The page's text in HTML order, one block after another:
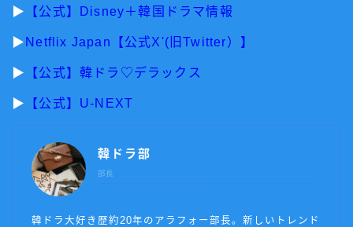
▶︎ 【公式】Disney＋韓国ドラマ情報
▶︎ Netflix Japan【公式X'(旧Twitter）】
▶︎ 【公式】韓ドラ♡デラックス
▶︎ 【公式】U-NEXT
韓ドラ部
部長
韓ドラ大好き歴約20年のアラフォー部長。新しいトレンド